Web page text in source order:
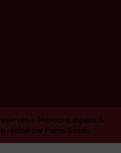
– Mentions légales &
réalisé par Palms Studio